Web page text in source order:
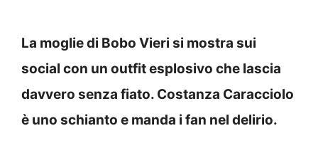
La moglie di Bobo Vieri si mostra sui
social con un outfit esplosivo che lascia
davvero senza fiato. Costanza Caracciolo
è uno schianto e manda i fan nel delirio.